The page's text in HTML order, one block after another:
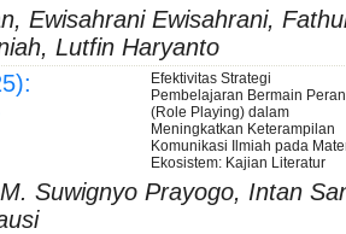
Ewisahrani Ewisahrani,
Lutfin Haryanto
Efektivitas Strategi
Pembelajaran Bermain Peran
(Role Playing) dalam
Meningkatkan Keterampilan
Komunikasi Ilmiah pada
Ekosistem: Kajian Literatur
Suwignyo Prayogo, Intan